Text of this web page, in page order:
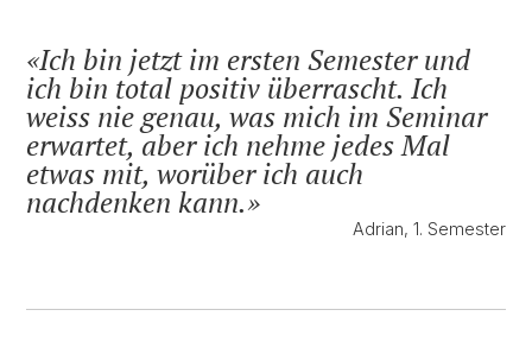
Ich bin jetzt im ersten Semester und
ich bin total positiv überrascht. Ich
weiss nie genau, was mich im Seminar
erwartet, aber ich nehme jedes Mal
etwas mit, worüber ich auch
nachdenken kann.
Adrian, 1. Semester